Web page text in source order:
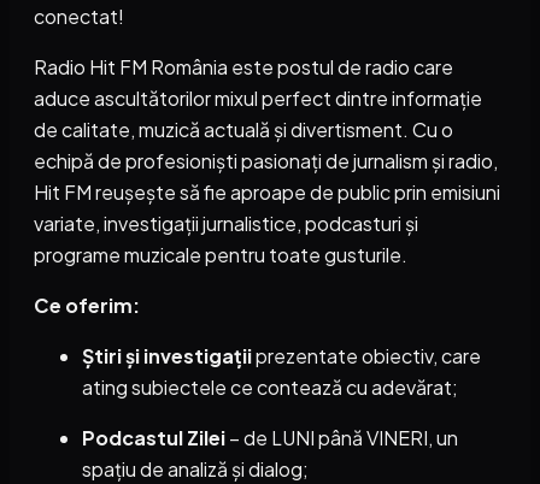
conectat!
Radio Hit FM România este postul de radio care
aduce ascultătorilor mixul perfect dintre informație
de calitate, muzică actuală și divertisment. Cu o
echipă de profesioniști pasionați de jurnalism și radio,
Hit FM reușește să fie aproape de public prin emisiuni
variate, investigații jurnalistice, podcasturi și
programe muzicale pentru toate gusturile.
Ce oferim:
Știri și investigațiiprezentate obiectiv, care
ating subiectele ce contează cu adevărat;
Podcastul Zilei– de LUNI până VINERI, un
spațiu de analiză și dialog;